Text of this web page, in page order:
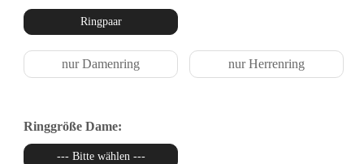
Ringpaar
nur Damenring nur Herrenring
Ringgröße Dame:
--- Bitte wählen ---